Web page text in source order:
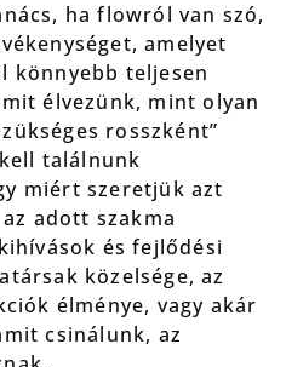
ha flowról van szó,
amelyet
könnyebb teljesen
élvezünk, mint olyan
rosszként”
találnunk
miért szeretjük azt
adott szakma
és fejlődési
közelsége, az
élménye, vagy akár
csinálunk, az